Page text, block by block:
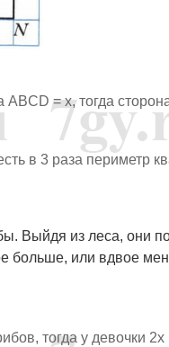
ABCD = x, тогда
4
в 3 раза периметр
Выйдя из леса, они
больше, или вдвое
тогда у девочки